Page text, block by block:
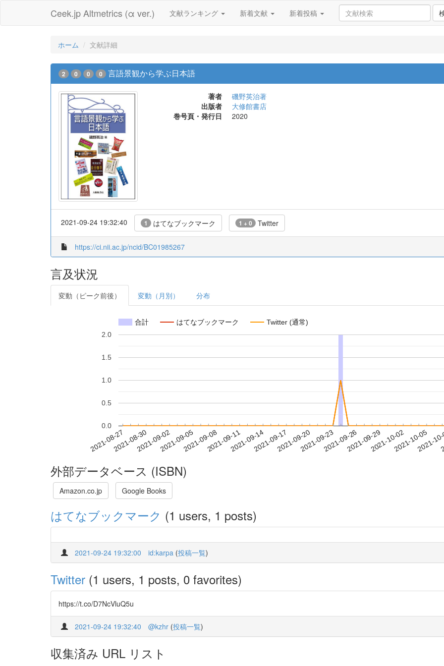
Ceek.jp Altmetrics (α ver.) 文献ランキング 新着文献 新着投稿
ホーム 文献詳細
2 0 0 0 言語景観から学ぶ日本語
著者
磯野英治著
出版者
大修館書店
巻号頁・発行日
2020
2021-09-24 19:32:40 1 はてなブックマーク 1 + 0 Twitter
https://ci.nii.ac.jp/ncid/BC01985267
言及状況
変動（ピーク前後） 変動（月別） 分布
合計 はてなブックマーク Twitter (通常)
2021-08-272021-08-302021-09-022021-09-052021-09-082021-09-112021-09-142021-09-172021-09-202021-09-232021-09-262021-09-292021-10-022021-10-05
2021-
0.0
0.5
1.0
1.5
2.0
外部データベース (ISBN)
Amazon.co.jp Google Books
はてなブックマーク (1 users, 1 posts)
2021-09-24 19:32:00 id:karpa (投稿一覧)
Twitter (1 users, 1 posts, 0 favorites)
https://t.co/D7NcVluQ5u
2021-09-24 19:32:40 @kzhr (投稿一覧)
収集済み URL リスト